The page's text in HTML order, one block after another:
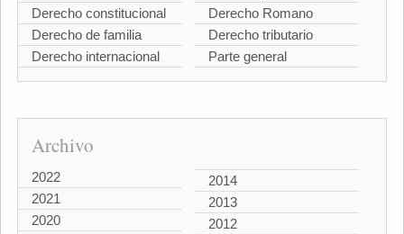
Derecho constitucional
Derecho de familia
Derecho internacional
Derecho Romano
Derecho tributario
Parte general
Archivo
2022
2021
2020
2014
2013
2012